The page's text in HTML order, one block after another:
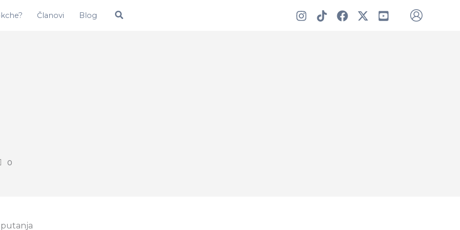
Članovi Blog Pretraga
0